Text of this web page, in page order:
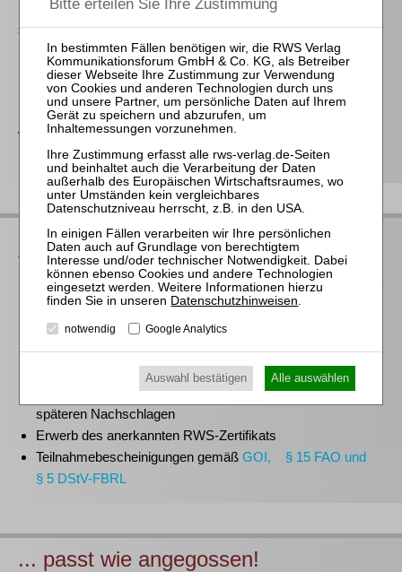
Für Informationen zu unseren Veranstaltungen wenden Sie
sich bitte an unser Seminarteam. Erste Fragen beanworten wir
Ihnen gerne bereitshier.
Stefanie Döhler
Seminarorganisation
T
(0221)-400 88-15
seminar@rws-verlag.de
Das bieten Ihnen unsere
Veranstaltungen
Für alle Endgeräte kompatible und browserbasierte
Online-Fortbildungen
Individuelle Assistenz bis zur Einwahl und Verbindung mit
unserem Online-Seminar
Hochwertige Unterlagen für die Teilnahme, ideal auch zum
späteren Nachschlagen
Erwerb des anerkannten RWS-Zertifikats
Teilnahmebescheinigungen gemäß GOI, § 15 FAO und
§ 5 DStV-FBRL
... passt wie angegossen!
Datenschutzhinweisen.
notwendig Google Analytics
Auswahl bestätigen Alle auswählen